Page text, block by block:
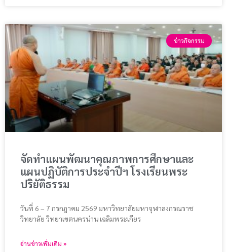
ข่าวกิจกรรม
จัดทำแผนพัฒนาคุณภาพการศึกษาและ
แผนปฏิบัติการประจำปีฯ โรงเรียนพระ
ปริยัติธรรม
วันที่ 6 – 7 กรกฎาคม 2569 มหาวิทยาลัยมหาจุฬาลงกรณราช
วิทยาลัย วิทยาเขตนครน่าน เฉลิมพระเกียร
อ่านข่าวเพิ่มเติม »